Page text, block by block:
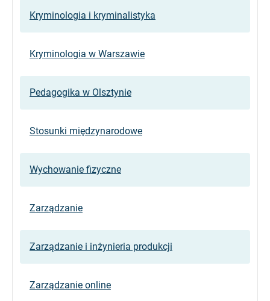
Kryminologia i kryminalistyka
Kryminologia w Warszawie
Pedagogika w Olsztynie
Stosunki międzynarodowe
Wychowanie fizyczne
Zarządzanie
Zarządzanie i inżynieria produkcji
Zarządzanie online